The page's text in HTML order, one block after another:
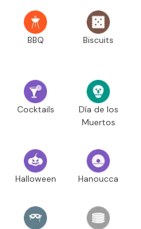
BBQ Biscuits
Cocktails
Día de los
Muertos
Halloween Hanoucca